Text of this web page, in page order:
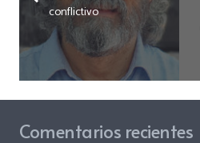
conflictivo
Comentarios recientes